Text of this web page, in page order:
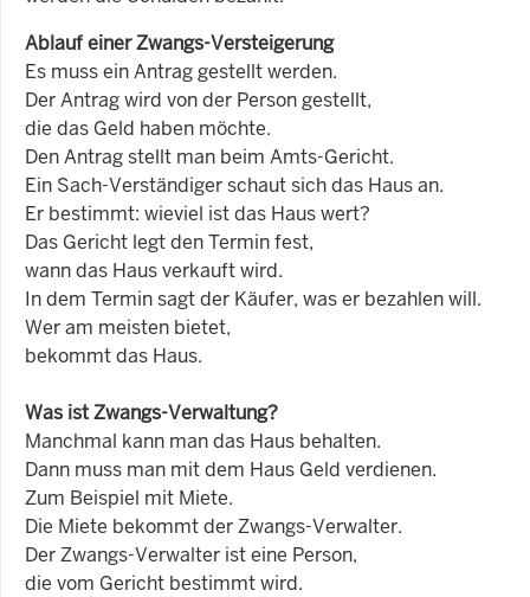
Ablauf einer Zwangs-Versteigerung
Es muss ein Antrag gestellt werden.
Der Antrag wird von der Person gestellt,
die das Geld haben möchte.
Den Antrag stellt man beim Amts-Gericht.
Ein Sach-Verständiger schaut sich das Haus an.
Er bestimmt: wieviel ist das Haus wert?
Das Gericht legt den Termin fest,
wann das Haus verkauft wird.
In dem Termin sagt der Käufer, was er bezahlen will.
Wer am meisten bietet,
bekommt das Haus.
Was ist Zwangs-Verwaltung?
Manchmal kann man das Haus behalten.
Dann muss man mit dem Haus Geld verdienen.
Zum Beispiel mit Miete.
Die Miete bekommt der Zwangs-Verwalter.
Der Zwangs-Verwalter ist eine Person,
die vom Gericht bestimmt wird.